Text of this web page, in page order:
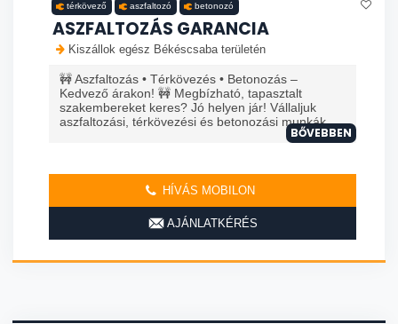
térkövező aszfaltozó betonozó
ASZFALTOZÁS GARANCIA
Kiszállok egész Békéscsaba területén
🚧 Aszfaltozás • Térkövezés • Betonozás –
Kedvező árakon! 🚧 Megbízható, tapasztalt
szakembereket keres? Jó helyen jár! Vállaljuk
aszfaltozási, térkövezési és betonozási munkák...
BŐVEBBEN
HÍVÁS MOBILON
AJÁNLATKÉRÉS